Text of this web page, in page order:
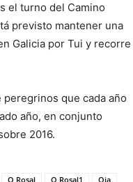
el turno del Camino
previsto mantener una
Galicia por Tui y recorre
que cada año
año, en conjunto
2016.
O Rosal O Rosal1
Oia